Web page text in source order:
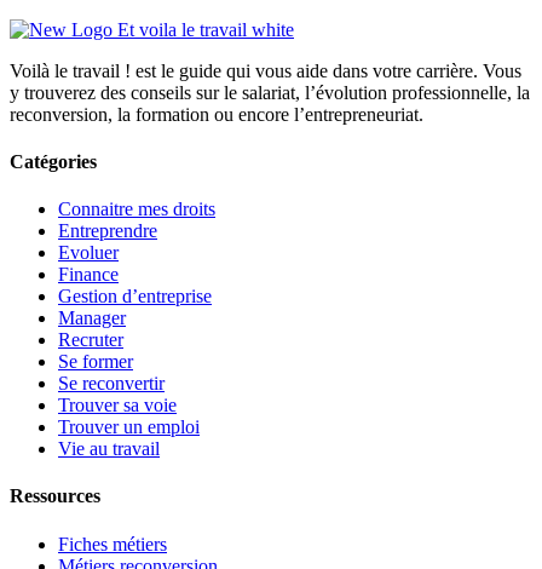
Voilà le travail ! est le guide qui vous aide dans votre carrière. Vous
y trouverez des conseils sur le salariat, l’évolution professionnelle, la
reconversion, la formation ou encore l’entrepreneuriat.
Catégories
Connaitre mes droits
Entreprendre
Evoluer
Finance
Gestion d’entreprise
Manager
Recruter
Se former
Se reconvertir
Trouver sa voie
Trouver un emploi
Vie au travail
Ressources
Fiches métiers